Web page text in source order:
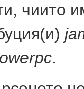
чиито
.